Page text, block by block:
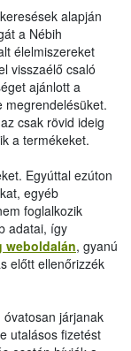
alapján
a Nébih
élelmiszereket
visszaélő csaló
ajánlott a
megrendelésüket.
csak rövid ideig
a termékeket.
Egyúttal ezúton
egyéb
foglalkozik
adatai, így
weboldalán, gyanú
előtt ellenőrizzék
járjanak
utalásos fizetést